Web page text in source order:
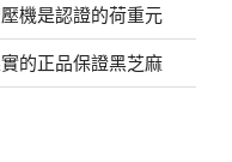
機是認證的荷重元
的正品保證黑芝麻